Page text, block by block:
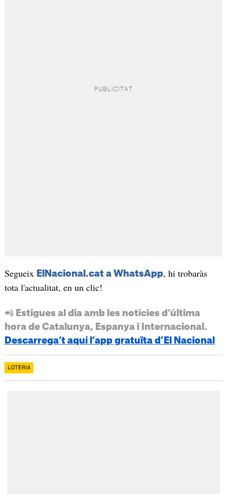
Segueix ElNacional.cat a WhatsApp, hi trobaràs
tota l'actualitat, en un clic!
📲 Estigues al dia amb les notícies d’última
hora de Catalunya, Espanya i Internacional.
Descarrega’t aquí l’app gratuïta d’El Nacional
LOTERIA